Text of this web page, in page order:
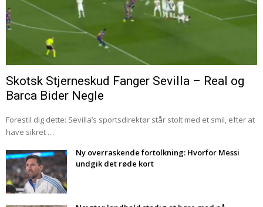
Skotsk Stjerneskud Fanger Sevilla – Real og
Barca Bider Negle
Forestil dig dette: Sevilla’s sportsdirektør står stolt med et smil, efter at
have sikret …
Ny overraskende fortolkning: Hvorfor Messi
undgik det røde kort